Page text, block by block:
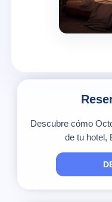
Descubre cómo
de tu hotel,